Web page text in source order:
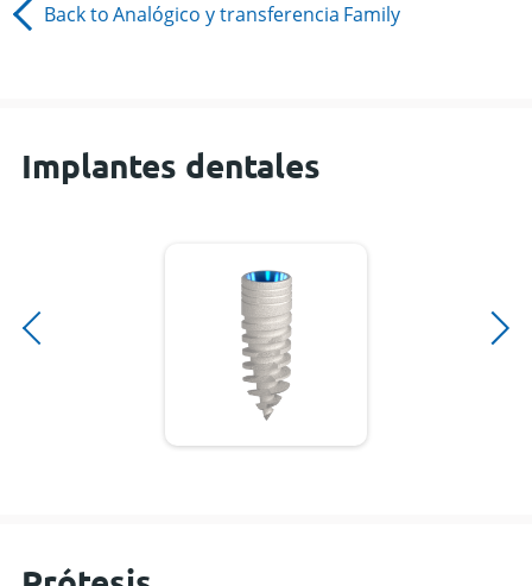
Back toAnalógico y transferencia Family
Implantes dentales